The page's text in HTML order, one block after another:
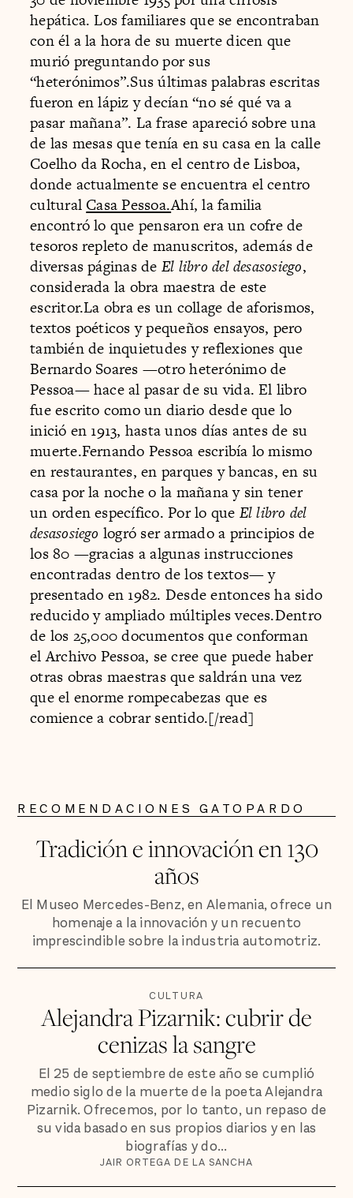
hepática. Los familiares que se encontraban
con él a la hora de su muerte dicen que
murió preguntando por sus
“heterónimos”.Sus últimas palabras escritas
fueron en lápiz y decían “no sé qué va a
pasar mañana”. La frase apareció sobre una
de las mesas que tenía en su casa en la calle
Coelho da Rocha, en el centro de Lisboa,
donde actualmente se encuentra el centro
cultural Casa Pessoa.Ahí, la familia
encontró lo que pensaron era un cofre de
tesoros repleto de manuscritos, además de
diversas páginas de El libro del desasosiego,
considerada la obra maestra de este
escritor.La obra es un collage de aforismos,
textos poéticos y pequeños ensayos, pero
también de inquietudes y reflexiones que
Bernardo Soares —otro heterónimo de
Pessoa— hace al pasar de su vida. El libro
fue escrito como un diario desde que lo
inició en 1913, hasta unos días antes de su
muerte.Fernando Pessoa escribía lo mismo
en restaurantes, en parques y bancas, en su
casa por la noche o la mañana y sin tener
un orden específico. Por lo que El libro del
desasosiego logró ser armado a principios de
los 80 —gracias a algunas instrucciones
encontradas dentro de los textos— y
presentado en 1982. Desde entonces ha sido
reducido y ampliado múltiples veces.Dentro
de los 25,000 documentos que conforman
el Archivo Pessoa, se cree que puede haber
otras obras maestras que saldrán una vez
que el enorme rompecabezas que es
comience a cobrar sentido.[/read]
RECOMENDACIONES GATOPARDO
Tradición e innovación en 130
años
El Museo Mercedes-Benz, en Alemania, ofrece un
homenaje a la innovación y un recuento
imprescindible sobre la industria automotriz.
CULTURA
Alejandra Pizarnik: cubrir de
cenizas la sangre
El 25 de septiembre de este año se cumplió
medio siglo de la muerte de la poeta Alejandra
Pizarnik. Ofrecemos, por lo tanto, un repaso de
su vida basado en sus propios diarios y en las
biografías y do...
JAIR ORTEGA DE LA SANCHA